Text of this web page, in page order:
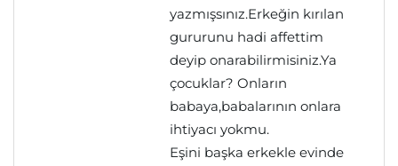
yazmışsınız.Erkeğin kırılan
gururunu hadi affettim
deyip onarabilirmisiniz.Ya
çocuklar? Onların
babaya,babalarının onlara
ihtiyacı yokmu.
Eşini başka erkekle evinde